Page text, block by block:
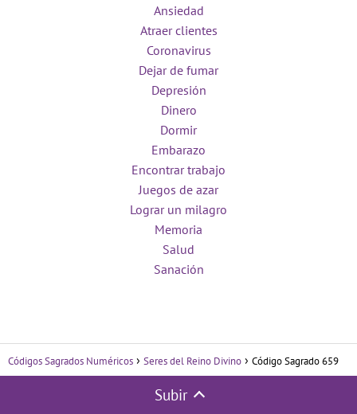
Ansiedad
Atraer clientes
Coronavirus
Dejar de fumar
Depresión
Dinero
Dormir
Embarazo
Encontrar trabajo
Juegos de azar
Lograr un milagro
Memoria
Salud
Sanación
Códigos Sagrados Numéricos Seres del Reino Divino Código Sagrado 659
Subir